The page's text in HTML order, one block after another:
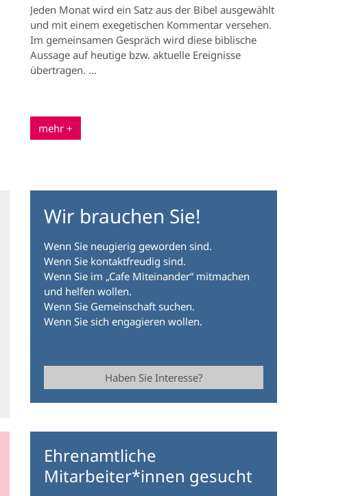
Jeden Monat wird ein Satz aus der Bibel ausgewählt
und mit einem exegetischen Kommentar versehen.
Im gemeinsamen Gespräch wird diese biblische
Aussage auf heutige bzw. aktuelle Ereignisse
übertragen. ...
mehr +
Wir brauchen Sie!
Wenn Sie neugierig geworden sind.
Wenn Sie kontaktfreudig sind.
Wenn Sie im „Cafe Miteinander“ mitmachen
und helfen wollen.
Wenn Sie Gemeinschaft suchen.
Wenn Sie sich engagieren wollen.
Haben Sie Interesse?
Ehrenamtliche
Mitarbeiter*innen gesucht